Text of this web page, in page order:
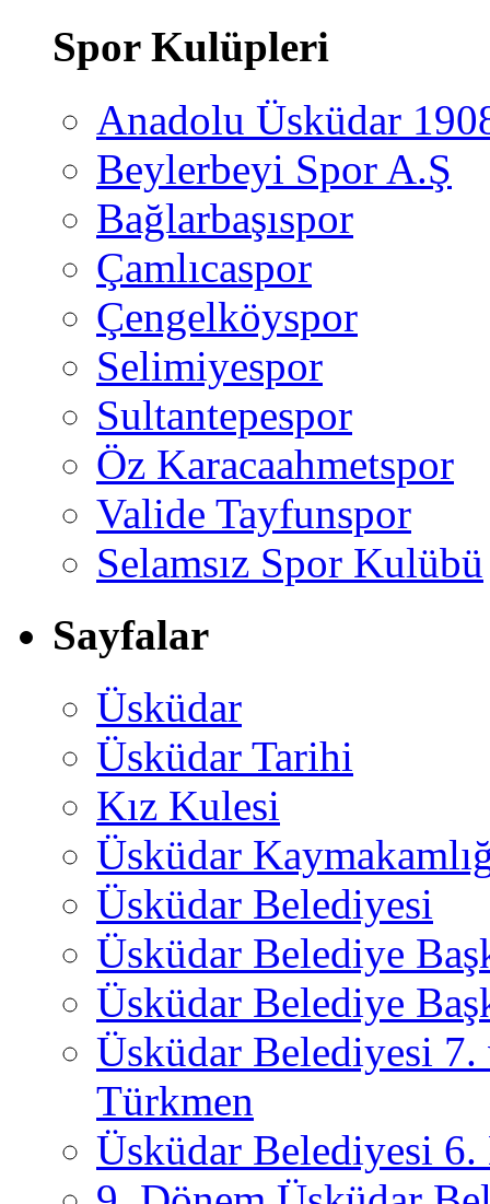
Spor Kulüpleri
Anadolu Üsküdar
Beylerbeyi Spor A.Ş
Bağlarbaşıspor
Çamlıcaspor
Çengelköyspor
Selimiyespor
Sultantepespor
Öz Karacaahmetspor
Valide Tayfunspor
Selamsız Spor Kulübü
Sayfalar
Üsküdar
Üsküdar Tarihi
Kız Kulesi
Üsküdar
Üsküdar Belediyesi
Üsküdar Belediye
Üsküdar Belediye
Üsküdar Belediyesi
Türkmen
Üsküdar Belediyesi 6.